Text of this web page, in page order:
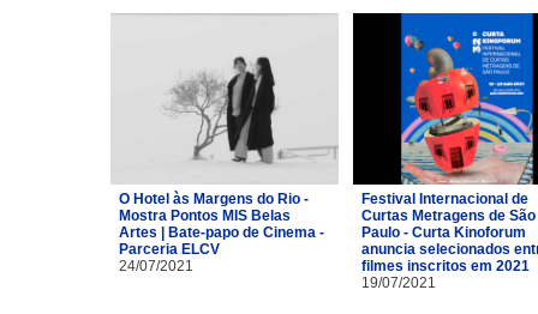
O Hotel às Margens do Rio -
Mostra Pontos MIS Belas
Artes | Bate-papo de Cinema -
Parceria ELCV
24/07/2021
Festival Internacional de
Curtas Metragens de São
Paulo - Curta Kinoforum
anuncia selecionados
filmes inscritos em 2021
19/07/2021